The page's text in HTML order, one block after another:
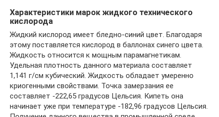
Характеристики марок жидкого технического
кислорода
Жидкий кислород имеет бледно-синий цвет. Благодаря
этому поставляется кислород в баллонах синего цвета.
Жидкость относится к мощным парамагнетикам.
Удельная плотность данного материала составляет
1,141 г/см кубический. Жидкость обладает умеренно
криогенными свойствами. Точка замерзания ее
составляет -222,65 градусов Цельсия. Кипеть она
начинает уже при температуре -182,96 градусов Цельсия.